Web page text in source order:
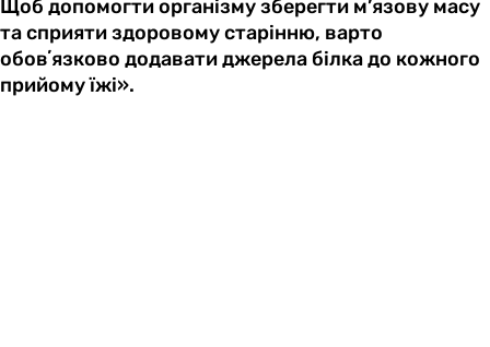
Щоб допомогти організму зберегти м’язову масу
та сприяти здоровому старінню, варто
обовʼязково додавати джерела білка до кожного
прийому їжі».